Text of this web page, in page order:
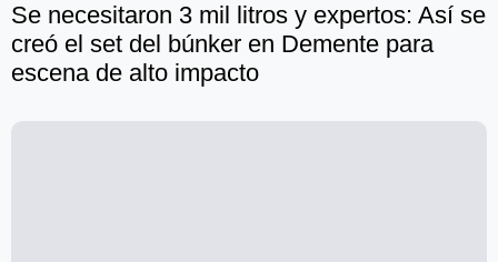
Se necesitaron 3 mil litros y expertos: Así se
creó el set del búnker en Demente para
escena de alto impacto